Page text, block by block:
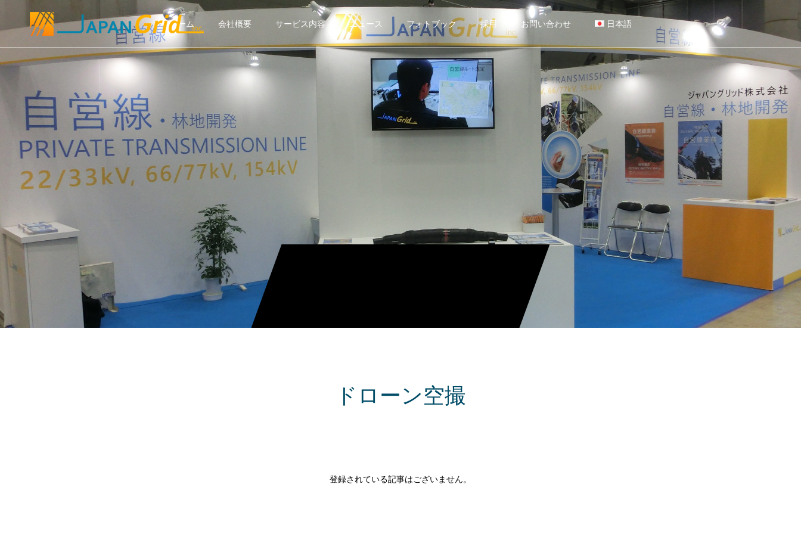
ホーム 会社概要 サービス内容 ニュース フォトブック 採用 お問い合わせ 日本語
ドローン空撮
登録されている記事はございません。